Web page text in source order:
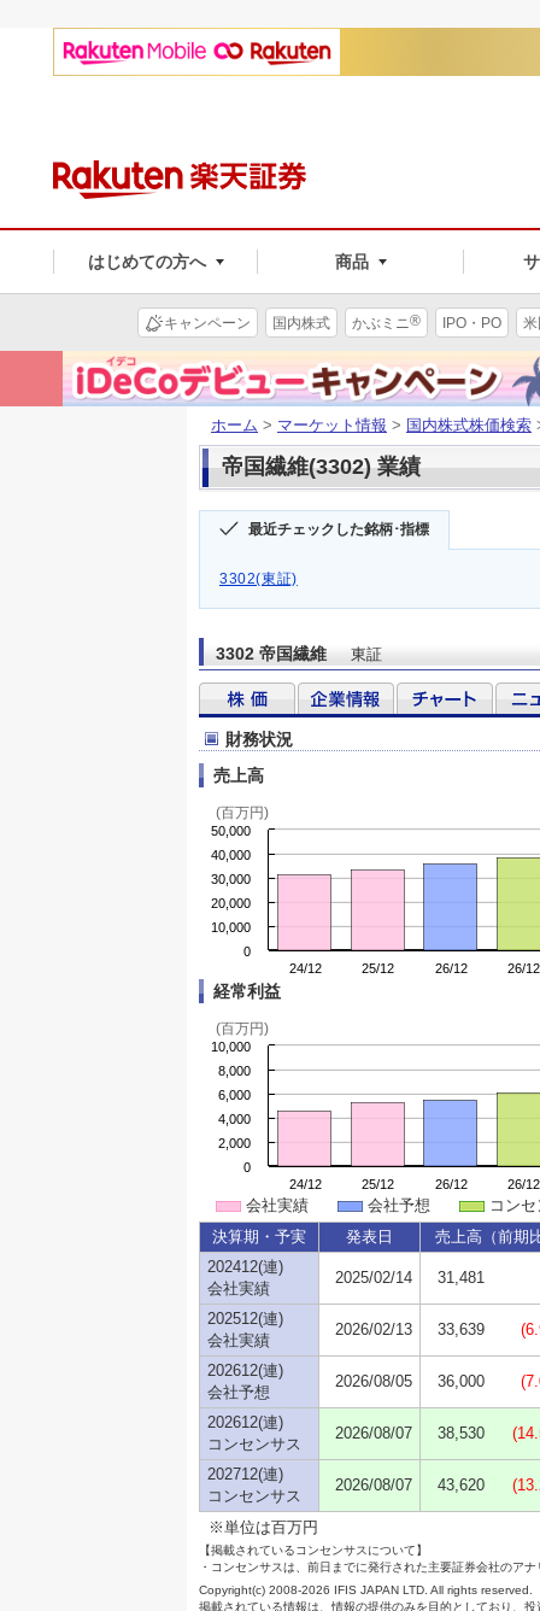
はじめての方へ 商品
キャンペーン 国内株式 かぶミニ® IPO・PO
ホーム > マーケット情報 > 国内株式株価検索
帝国繊維(3302) 業績
最近チェックした銘柄･指標
3302(東証)
3302 帝国繊維 東証